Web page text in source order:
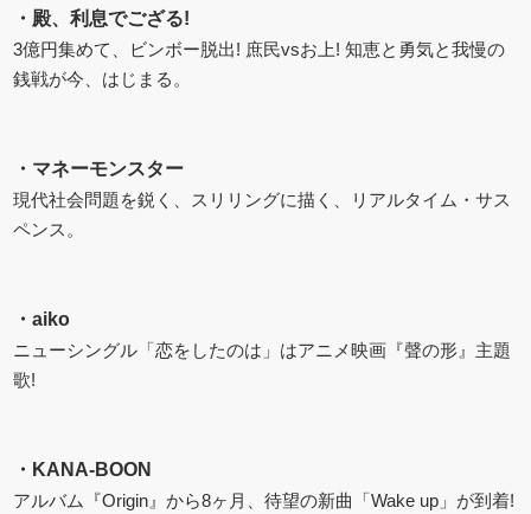
・ 殿、利息でござる!
3億円集めて、ビンボー脱出! 庶民vsお上! 知恵と勇気と我慢の
銭戦が今、はじまる。
・ マネーモンスター
現代社会問題を鋭く、スリリングに描く、リアルタイム・サス
ペンス。
・aiko
ニューシングル「恋をしたのは」はアニメ映画『聲の形』主題
歌!
・ KANA-BOON
アルバム『Origin』から8ヶ月、待望の新曲「Wake up」が到着!